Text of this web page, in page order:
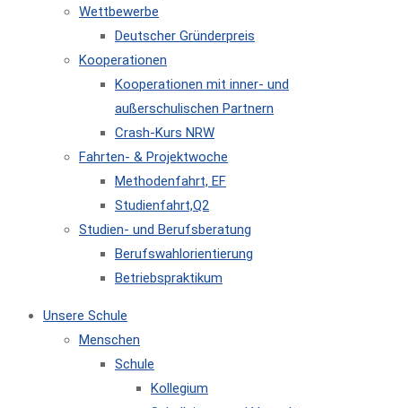
Wettbewerbe
Deutscher Gründerpreis
Kooperationen
Kooperationen mit inner- und
außerschulischen Partnern
Crash-Kurs NRW
Fahrten- & Projektwoche
Methodenfahrt, EF
Studienfahrt,Q2
Studien- und Berufsberatung
Berufswahlorientierung
Betriebspraktikum
Unsere Schule
Menschen
Schule
Kollegium